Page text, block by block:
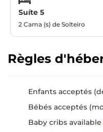
Suíte 5
2 Cama (s) de Solteiro
Règles
Enfants acceptés
Bébés acceptés
Baby cribs available